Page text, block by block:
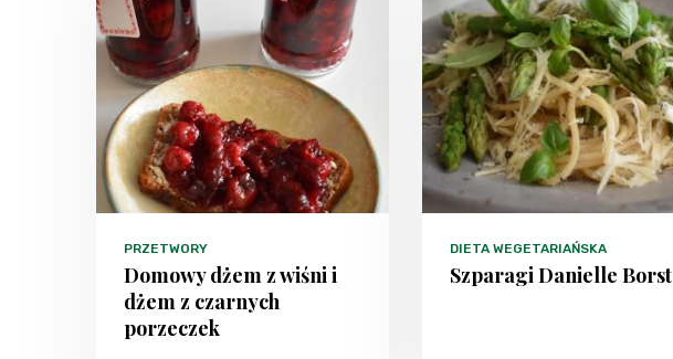
PRZETWORY
Domowy dżem z wiśni i
dżem z czarnych
porzeczek
DIETA WEGETARIAŃSKA
Szparagi Danielle Borst